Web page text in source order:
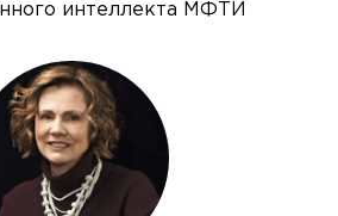
интеллекта МФТИ